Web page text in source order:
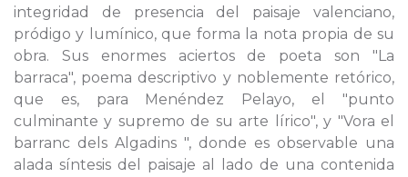
integridad de presencia del paisaje valenciano,
pródigo y lumínico, que forma la nota propia de su
obra. Sus enormes aciertos de poeta son "La
barraca", poema descriptivo y noblemente retórico,
que es, para Menéndez Pelayo, el "punto
culminante y supremo de su arte lírico", y "Vora el
barranc dels Algadins ", donde es observable una
alada síntesis del paisaje al lado de una contenida